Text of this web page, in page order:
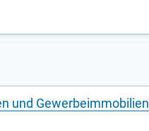
und Gewerbeimmobilien